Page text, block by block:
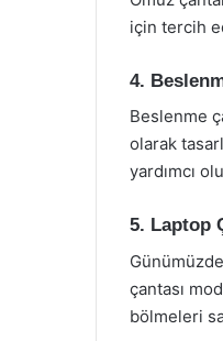
için tercih
4.
Beslenme
olarak
yardımcı
5. Laptop
çantası
bölmeleri